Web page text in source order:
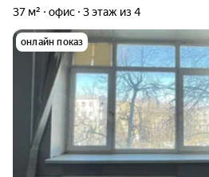
37 м² офис 3 этаж из 4
онлайн показ